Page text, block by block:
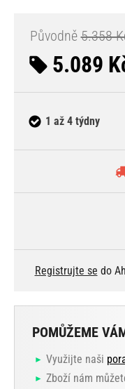
Původně5.358
5.089
1 až 4 týdny
Registrujte se do
POMŮŽEME
Využijte naši
Zboží nám